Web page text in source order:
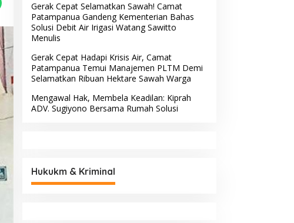
Gerak Cepat Selamatkan Sawah! Camat
Patampanua Gandeng Kementerian Bahas
Solusi Debit Air Irigasi Watang Sawitto
Menulis
Gerak Cepat Hadapi Krisis Air, Camat
Patampanua Temui Manajemen PLTM Demi
Selamatkan Ribuan Hektare Sawah Warga
Mengawal Hak, Membela Keadilan: Kiprah
ADV. Sugiyono Bersama Rumah Solusi
Hukukm & Kriminal